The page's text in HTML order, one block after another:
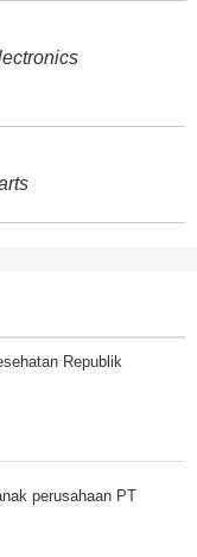
Republik
perusahaan PT